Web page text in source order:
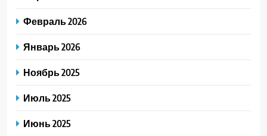
Февраль 2026
Январь 2026
Ноябрь 2025
Июль 2025
Июнь 2025